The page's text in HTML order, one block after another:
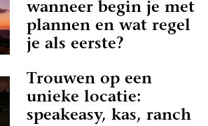
wanneer begin je met
plannen en wat regel
je als eerste?
Trouwen op een
unieke locatie:
speakeasy, kas, ranch